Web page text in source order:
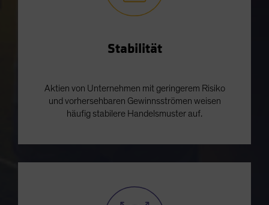
Stabilität
Aktien von Unternehmen mit geringerem Risiko
und vorhersehbaren Gewinnsströmen weisen
häufig stabilere Handelsmuster auf.